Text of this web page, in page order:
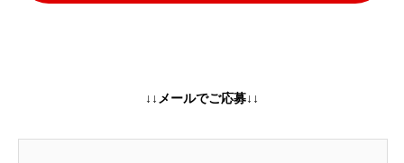
↓↓メールでご応募↓↓